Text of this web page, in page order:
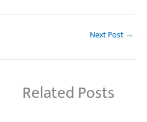
Next Post →
Related Posts